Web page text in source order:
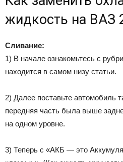
жидкость на ВАЗ
Сливание:
1) В начале ознакомьтесь с
находится в самом низу статьи.
2) Далее поставьте автомобиль
передняя часть была выше
на одном уровне.
3) Теперь с «АКБ — это